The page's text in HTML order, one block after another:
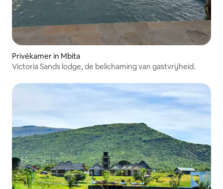
Privékamer in Mbita
Victoria Sands lodge, de belichaming van gastvrijheid.